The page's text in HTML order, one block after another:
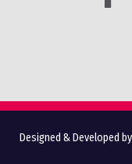
Designed & Developed